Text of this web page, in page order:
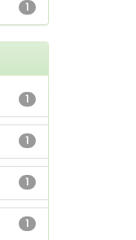
1
1
1
1
1